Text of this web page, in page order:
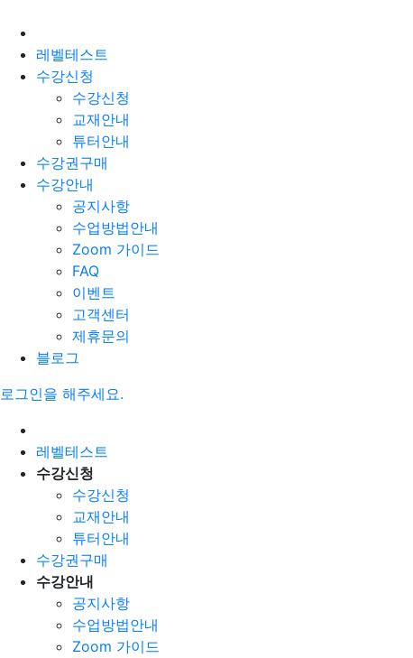
레벨테스트
수강신청
수강신청
교재안내
튜터안내
수강권구매
수강안내
공지사항
수업방법안내
Zoom 가이드
FAQ
이벤트
고객센터
제휴문의
블로그
로그인을 해주세요.
레벨테스트
수강신청
수강신청
교재안내
튜터안내
수강권구매
수강안내
공지사항
수업방법안내
Zoom 가이드